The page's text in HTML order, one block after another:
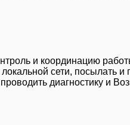
и координацию
сети, посылать
диагностику и